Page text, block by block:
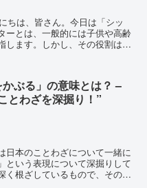
ちは、皆さん。今日は「シッ
ーとは、一般的には子供や高齢
します。しかし、その役割は単
かぶる」の意味とは？ –
とわざを深掘り！”
日本のことわざについて一緒に
という表現について深掘りして
く根ざしているもので、その意